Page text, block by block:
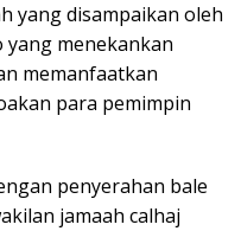
yang disampaikan oleh
yang menekankan
memanfaatkan
para pemimpin
penyerahan bale
jamaah calhaj